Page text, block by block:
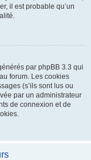
il est probable qu’un
par phpBB 3.3 qui
forum. Les cookies
(s’ils sont lus ou
par un administrateur
de connexion et de